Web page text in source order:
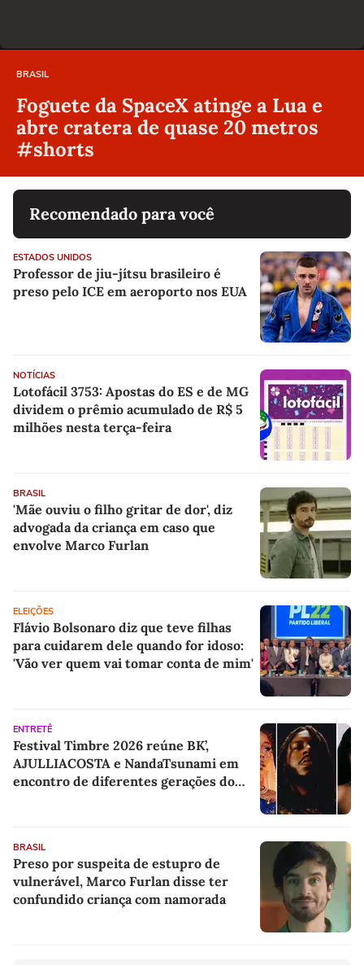
BRASIL
Foguete da SpaceX atinge a Lua e
abre cratera de quase 20 metros
#shorts
Recomendado para você
ESTADOS UNIDOS
Professor de jiu-jítsu brasileiro é
preso pelo ICE em aeroporto nos EUA
NOTÍCIAS
Lotofácil 3753: Apostas do ES e de MG
dividem o prêmio acumulado de R$ 5
milhões nesta terça-feira
BRASIL
'Mãe ouviu o filho gritar de dor', diz
advogada da criança em caso que
envolve Marco Furlan
ELEIÇÕES
Flávio Bolsonaro diz que teve filhas
para cuidarem dele quando for idoso:
'Vão ver quem vai tomar conta de mim'
ENTRETÊ
Festival Timbre 2026 reúne BK’,
AJULLIACOSTA e NandaTsunami em
encontro de diferentes gerações do
BRASIL
Preso por suspeita de estupro de
vulnerável, Marco Furlan disse ter
confundido criança com namorada